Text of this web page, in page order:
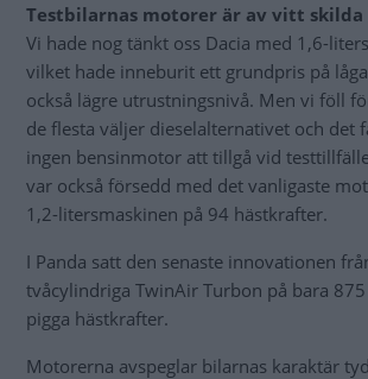
Testbilarnas motorer är av vitt skilda
Vi hade nog tänkt oss Dacia med 1,6-
vilket hade inneburit ett grundpris på
också lägre utrustningsnivå. Men vi föll
de flesta väljer dieselalternativet och det
ingen bensinmotor att tillgå vid
var också försedd med det vanligaste
1,2-litersmaskinen på 94 hästkrafter.
I Panda satt den senaste innovationen
tvåcylindriga TwinAir Turbon på bara
pigga hästkrafter.
Motorerna avspeglar bilarnas karaktär